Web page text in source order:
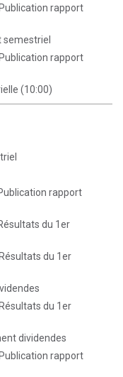
rapport
semestriel
rapport
(10:00)
rapport
du 1er
du 1er
du 1er
dividendes
rapport